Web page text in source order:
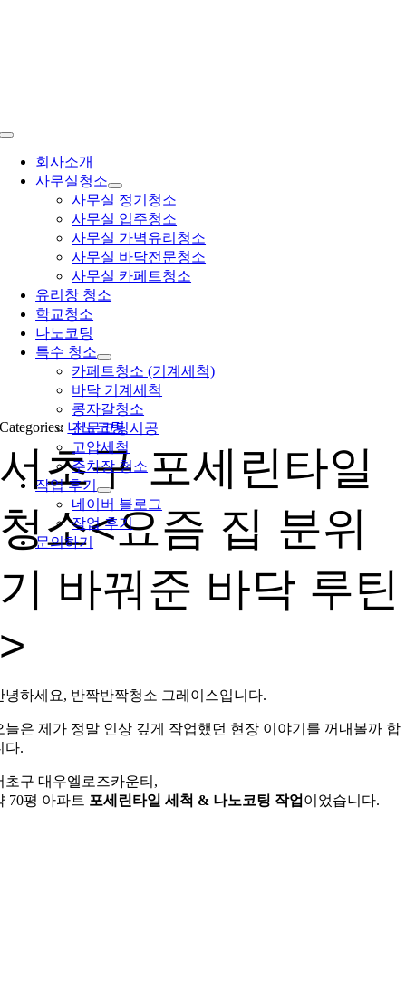
뛰
Toggle
Navigation회사소개
사무실청소
사무실 정기청소
사무실 입주청소
사무실 가벽유리청소
사무실 바닥전문청소
사무실 카페트청소
유리창 청소
학교청소
나노코팅
특수 청소
카페트청소 (기계세척)
바닥 기계세척
콩자갈청소
전문코팅시공
고압세척
주차장 청소
작업 후기
네이버 블로그
작업 후기
문의하기
Categories: 나노코팅
서초구 포세린타일
청소<요즘 집 분위
기 바꿔준 바닥 루틴
>
녕하세요, 반짝반짝청소 그레이스입니다.
늘은 제가 정말 인상 깊게 작업했던 현장 이야기를 꺼내볼까 합
다.
초구 대우엘로즈카운티,
70평 아파트 포세린타일 세척 & 나노코팅 작업 이었습니다.